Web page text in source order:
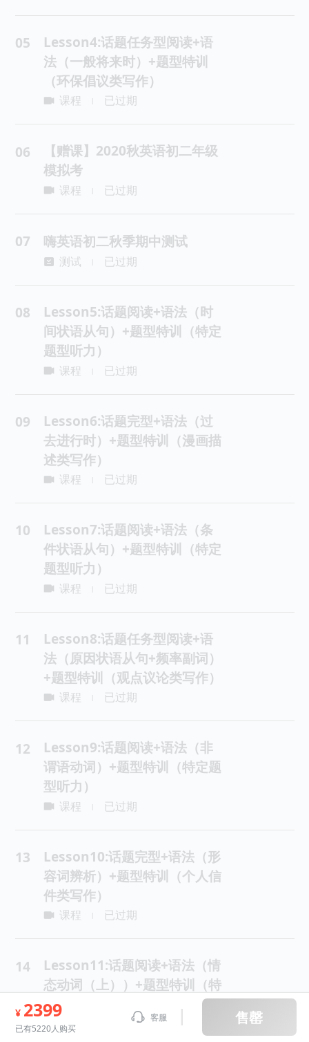
05
Lesson4:话题任务型阅读+语
法（一般将来时）+题型特训
（环保倡议类写作）
课程 已过期
06
【赠课】2020秋英语初二年级
模拟考
课程 已过期
07 嗨英语初二秋季期中测试
测试 已过期
08
Lesson5:话题阅读+语法（时
间状语从句）+题型特训（特定
题型听力）
课程 已过期
09
Lesson6:话题完型+语法（过
去进行时）+题型特训（漫画描
述类写作）
课程 已过期
10
Lesson7:话题阅读+语法（条
件状语从句）+题型特训（特定
题型听力）
课程 已过期
11
Lesson8:话题任务型阅读+语
法（原因状语从句+频率副词）
+题型特训（观点议论类写作）
课程 已过期
12
Lesson9:话题阅读+语法（非
谓语动词）+题型特训（特定题
型听力）
课程 已过期
13
Lesson10:话题完型+语法（形
容词辨析）+题型特训（个人信
件类写作）
课程 已过期
14
Lesson11:话题阅读+语法（情
态动词（上））+题型特训（特
定题型听力）
课程 已过期
¥ 2399
已有5220人购买
客服 售罄